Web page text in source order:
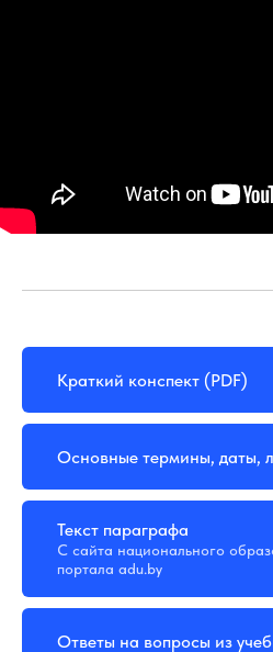
Краткий конспект (PDF)
Основные термины, даты,
Текст параграфа
С сайта национального
портала adu.by
Ответы на вопросы из